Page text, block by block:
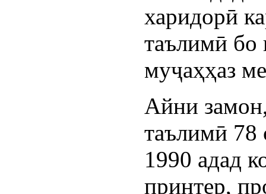
харидорӣ
таълимӣ бо
муҷаҳҳаз
Айни
таълимӣ 78
1990 адад
принтер,